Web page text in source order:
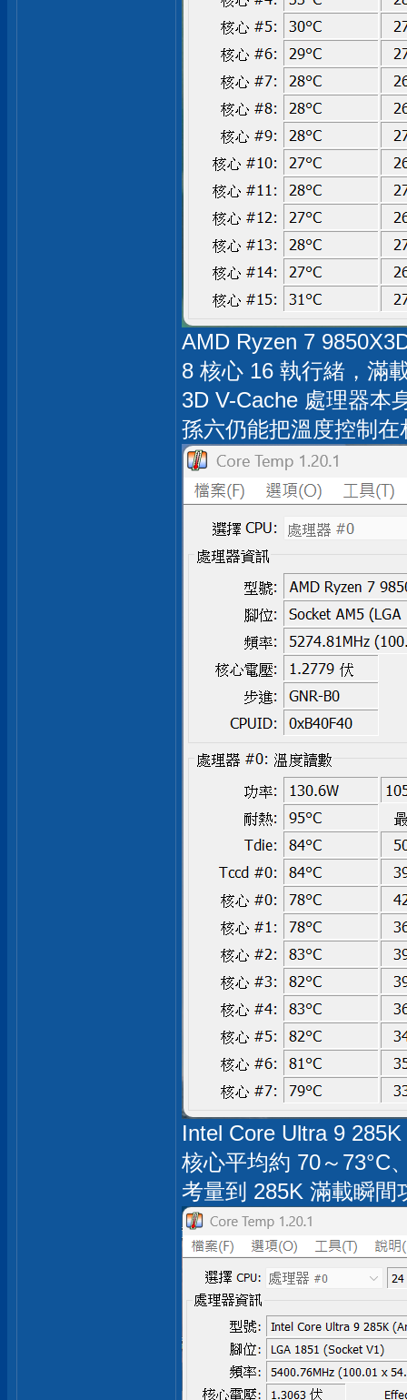
AMD Ryzen 7
8 核心 16 執行緒，滿
3D V-Cache 處理器本
孫六仍能把溫度控制
Intel Core Ultra 9
核心平均約 70～73°C
考量到 285K 滿載瞬間